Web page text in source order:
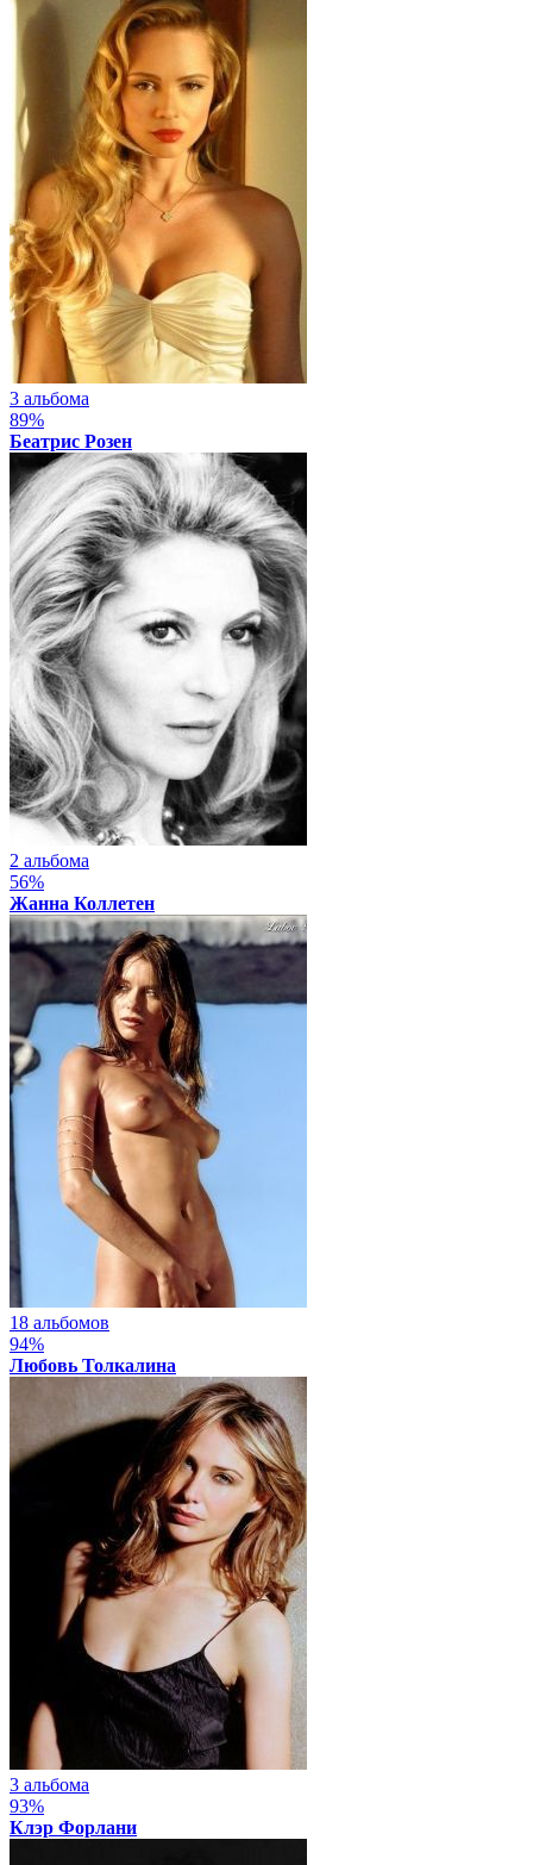
3 альбома
89%
Беатрис Розен
2 альбома
56%
Жанна Коллетен
18 альбомов
94%
Любовь Толкалина
3 альбома
93%
Клэр Форлани